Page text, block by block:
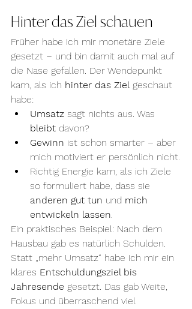
Hinter das Ziel schauen
Früher habe ich mir monetäre Ziele
gesetzt – und bin damit auch mal auf
die Nase gefallen. Der Wendepunkt
kam, als ich hinter das Ziel geschaut
habe:
Umsatz sagt nichts aus. Was
bleibt davon?
Gewinn ist schon smarter – aber
mich motiviert er persönlich nicht.
Richtig Energie kam, als ich Ziele
so formuliert habe, dass sie
anderen gut tun und mich
entwickeln lassen.
Ein praktisches Beispiel: Nach dem
Hausbau gab es natürlich Schulden.
Statt „mehr Umsatz“ habe ich mir ein
klares Entschuldungsziel bis
Jahresende gesetzt. Das gab Weite,
Fokus und überraschend viel